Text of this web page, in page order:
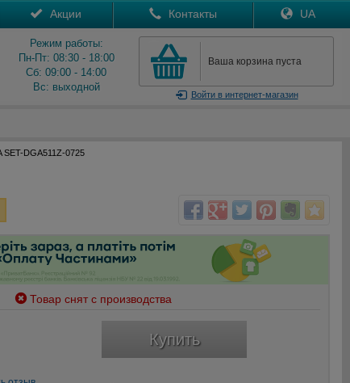
Акции Контакты UA
Режим работы:
Пн-Пт: 08:30 - 18:00
Сб: 09:00 - 14:00
Вс: выходной
Ваша корзина пуста
Войтив интернет-магазин
SET-DGA511Z-0725
Товар снят с производства
Купить